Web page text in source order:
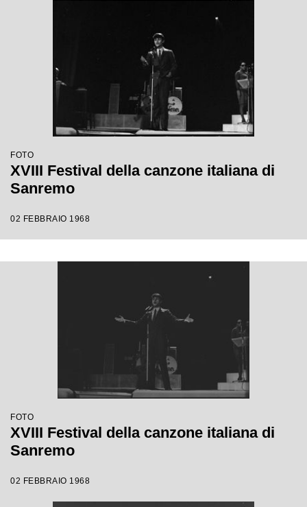
FOTO
XVIII Festival della canzone italiana di
Sanremo
02 FEBBRAIO 1968
FOTO
XVIII Festival della canzone italiana di
Sanremo
02 FEBBRAIO 1968